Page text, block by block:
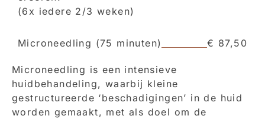
(6x iedere 2/3 weken)
Microneedling (75 minuten) € 87,50
Microneedling is een intensieve
huidbehandeling, waarbij kleine
gestructureerde ‘beschadigingen’ in de huid
worden gemaakt, met als doel om de